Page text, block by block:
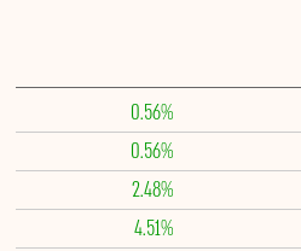
0.56%
0.56%
2.48%
4.51%